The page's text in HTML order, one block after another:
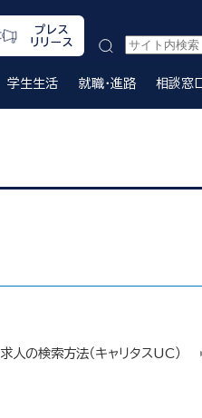
プレス
リリース
学生生活 就職・進路 相談窓口
求人の検索方法（キャリタスUC）